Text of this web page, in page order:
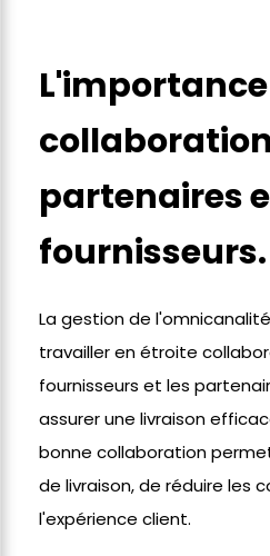
partenaires
fournisseurs.
La gestion de
travailler en étroite
fournisseurs et les
assurer une livraison
bonne collaboration
de livraison, de réduire les
l'expérience client.